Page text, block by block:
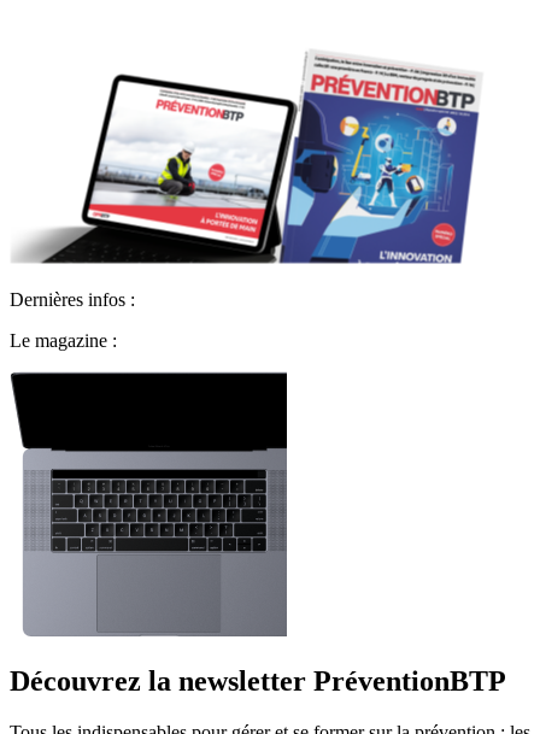
Dernières infos :
Le magazine :
Découvrez la newsletter PréventionBTP